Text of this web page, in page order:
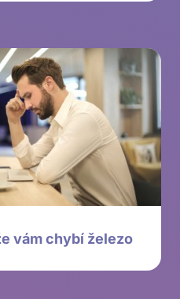
vám chybí železo